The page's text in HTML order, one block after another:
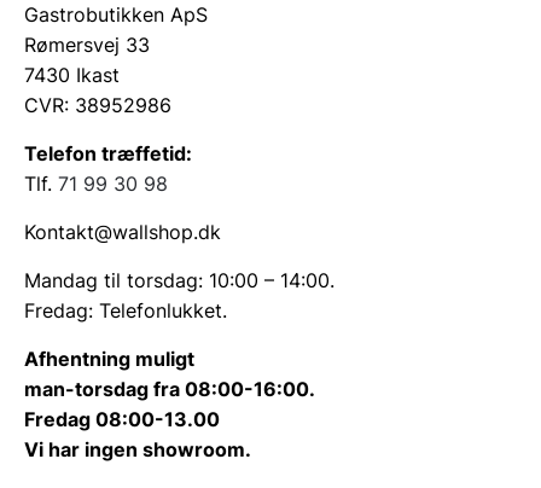
Gastrobutikken ApS
Rømersvej 33
7430 Ikast
CVR: 38952986
Telefon træffetid:
Tlf. 71 99 30 98
Kontakt@wallshop.dk
Mandag til torsdag: 10:00 – 14:00.
Fredag: Telefonlukket.
Afhentning muligt
man-torsdag fra 08:00-16:00.
Fredag 08:00-13.00
Vi har ingen showroom.